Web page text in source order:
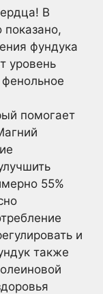
В
показано,
фундука
уровень
помогает
55%
и
также